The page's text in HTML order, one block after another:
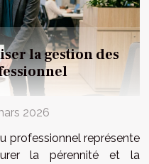
la gestion des
2026
professionnel représente
la pérennité et la